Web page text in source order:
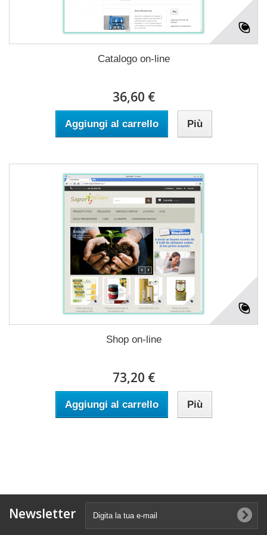
Catalogo on-line
36,60 €
Aggiungi al carrello Più
Shop on-line
73,20 €
Aggiungi al carrello Più
Newsletter